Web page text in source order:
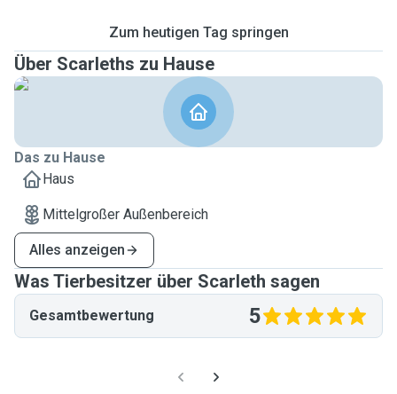
Zum heutigen Tag springen
Über Scarleths zu Hause
Das zu Hause
Haus
Mittelgroßer Außenbereich
Alles anzeigen
Was Tierbesitzer über Scarleth sagen
Gesamtbewertung 5